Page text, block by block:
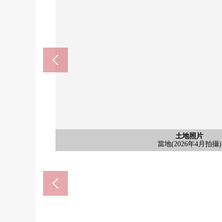
土地照片
當地(2026年4月拍攝)
土地照片
當地(2026年4月拍攝)
土地照片
當地(2026年4月拍攝)
土地照片
當地(2026年4月拍攝)
土地照片
當地(2026年4月拍攝)
含有前面道路的外觀
前面道路
含有前面道路的外觀
前面道路
含有前面道路的外觀
前面道路
昭島市立拜島第3小學(約
昭島市立拜島中學(約
TAIRAYA拜島商店(約
Lawson昭島綠町5丁目商店(
doragguseimusu昭島商店(約
昭島市政府(約1860m)
在林no上公園(約320m)